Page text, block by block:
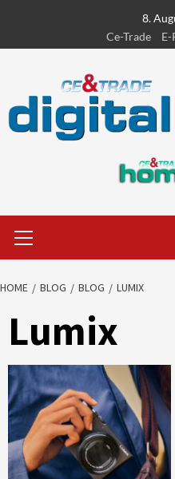
content
8.
Ce-Trade
Menu
HOME BLOG BLOG LUMIX
Lumix